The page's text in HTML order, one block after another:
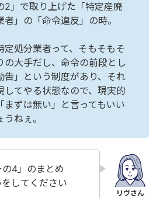
2」で取り上げた「特定産廃
者」の「命令違反」の時。
定処分業者って、そもそもそ
の大手だし、命令の前段とし
告」という制度があり、それ
してやる状態なので、現実的
まずは無い」と言ってもいい
うねぇ。
4」のまとめ
してください